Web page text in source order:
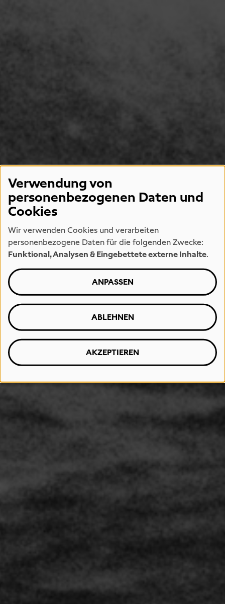
Verwendung von
personenbezogenen Daten und
Cookies
Wir verwenden Cookies und verarbeiten
personenbezogene Daten für die folgenden Zwecke:
Funktional, Analysen & Eingebettete externe Inhalte.
ANPASSEN
ABLEHNEN
AKZEPTIEREN